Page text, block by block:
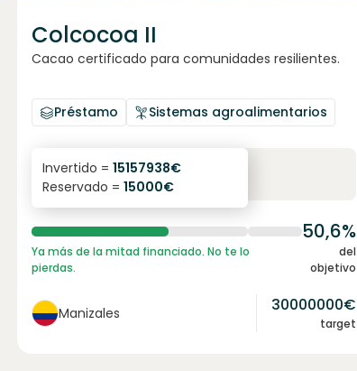
Colcocoa II
Cacao certificado para comunidades resilientes.
Préstamo Sistemas agroalimentarios
6.1%
interés anual
Invertido = 15157938€
Reservado = 15000€
50,6%
Ya más de la mitad financiado. No te lo
pierdas.
del
objetivo
Manizales 30000000€
target